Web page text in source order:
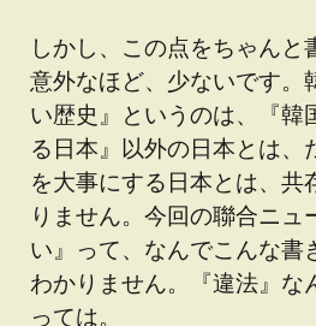
しかし、この点をちゃんと
意外なほど、少ないです。
い歴史』というのは、『韓
る日本』以外の日本とは、
を大事にする日本とは、共
りません。今回の聯合ニュ
い』って、なんでこんな書
わかりません。『違法』な
っては。